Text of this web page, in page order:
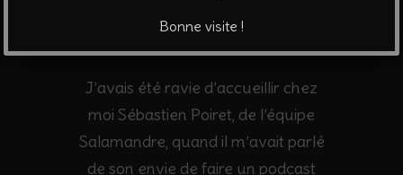
J’avais été ravie d’accueillir chez
moi Sébastien Poiret, de l’équipe
Salamandre, quand il m’avait parlé
de son envie de faire un podcast
Bonne visite !